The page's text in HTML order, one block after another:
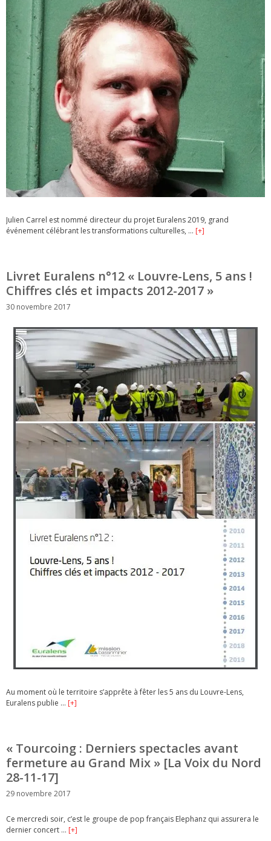
Julien Carrel est nommé directeur du projet Euralens 2019, grand
événement célébrant les transformations culturelles, … [+]
Livret Euralens n°12 « Louvre-Lens, 5 ans !
Chiffres clés et impacts 2012-2017 »
30 novembre 2017
Au moment où le territoire s’apprête à fêter les 5 ans du Louvre-Lens,
Euralens publie … [+]
« Tourcoing : Derniers spectacles avant
fermeture au Grand Mix » [La Voix du Nord
28-11-17]
29 novembre 2017
Ce mercredi soir, c’est le groupe de pop français Elephanz qui assurera le
dernier concert … [+]